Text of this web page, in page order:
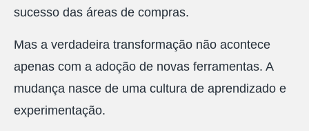
sucesso das áreas de compras.
Mas a verdadeira transformação não acontece
apenas com a adoção de novas ferramentas. A
mudança nasce de uma cultura de aprendizado e
experimentação.